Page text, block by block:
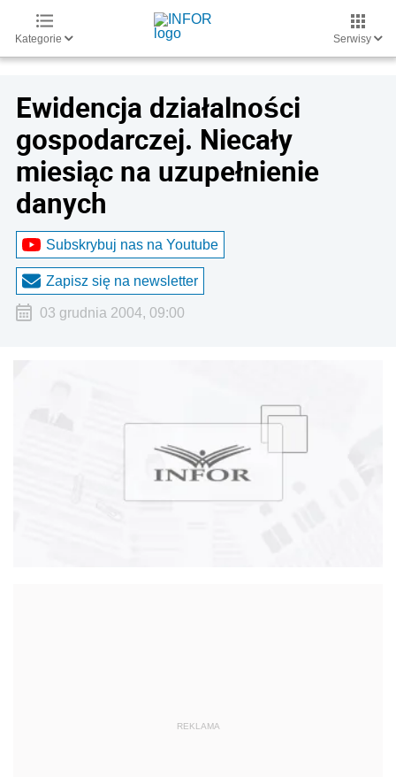
Kategorie Serwisy
Ewidencja działalności
gospodarczej. Niecały
miesiąc na uzupełnienie
danych
Subskrybuj nas na Youtube
Zapisz się na newsletter
03 grudnia 2004, 09:00